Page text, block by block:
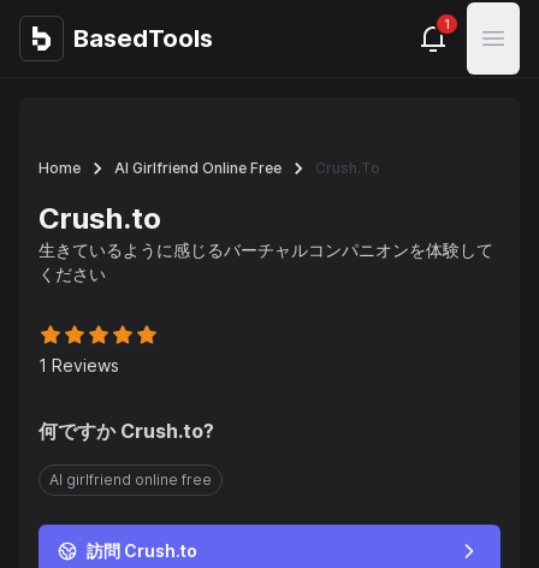
BasedTools
BasedTools 1
Open
Home AI Girlfriend Online Free Crush.to
Crush.to
生きているように感じるバーチャルコンパニオンを体験して
ください
1 Reviews
何ですか Crush.to?
AI girlfriend online free
訪問 Crush.to